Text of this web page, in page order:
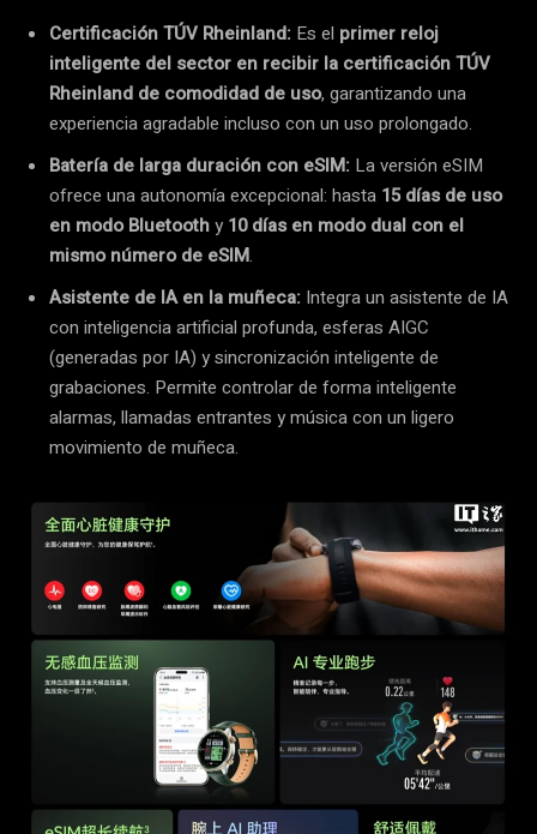
Certificación TÚV Rheinland: Es el primer reloj
inteligente del sector en recibir la certificación TÚV
Rheinland de comodidad de uso, garantizando una
experiencia agradable incluso con un uso prolongado.
Batería de larga duración con eSIM: La versión eSIM
ofrece una autonomía excepcional: hasta 15 días de uso
en modo Bluetoothy 10 días en modo dual con el
mismo número de eSIM.
Asistente de IA en la muñeca: Integra un asistente de IA
con inteligencia artificial profunda, esferas AIGC
(generadas por IA) y sincronización inteligente de
grabaciones. Permite controlar de forma inteligente
alarmas, llamadas entrantes y música con un ligero
movimiento de muñeca.